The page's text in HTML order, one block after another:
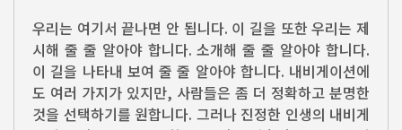
우리는 여기서 끝나면 안 됩니다. 이 길을 또한 우리는 제
시해 줄 줄 알아야 합니다. 소개해 줄 줄 알아야 합니다.
이 길을 나타내 보여 줄 줄 알아야 합니다. 내비게이션에
도 여러 가지가 있지만, 사람들은 좀 더 정확하고 분명한
것을 선택하기를 원합니다. 그러나 진정한 인생의 내비게